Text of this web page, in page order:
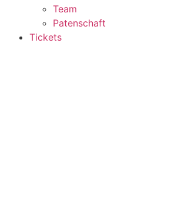
Team
Patenschaft
Tickets